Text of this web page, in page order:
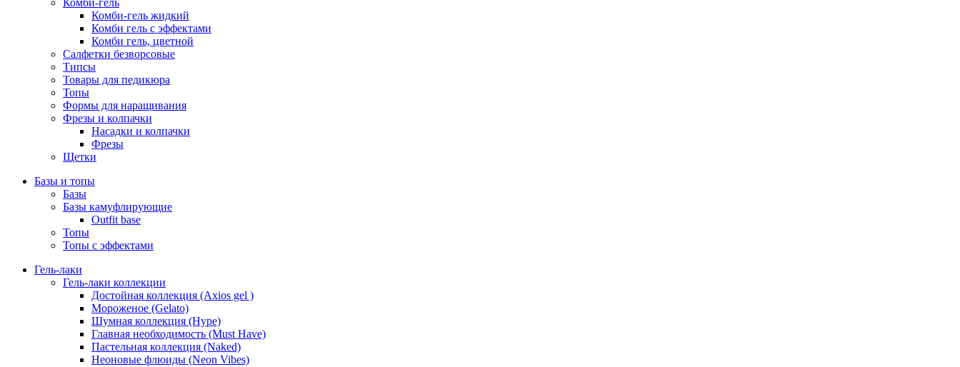
Комби-гель жидкий
Комби гель с эффектами
Комби гель, цветной
Салфетки безворсовые
Типсы
Товары для педикюра
Топы
Формы для наращивания
Фрезы и колпачки
Насадки и колпачки
Фрезы
Щетки
Базы и топы
Базы
Базы камуфлирующие
Outfit base
Топы
Топы с эффектами
Гель-лаки
Гель-лаки коллекции
Достойная коллекция (Axios gel )
Мороженое (Gelato)
Шумная коллекция (Hype)
Главная необходимость (Must Have)
Пастельная коллекция (Naked)
Неоновые флюиды (Neon Vibes)